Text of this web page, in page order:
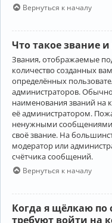
Вернуться к началу
Что такое звание
Звания, отображаемые
количество созданных
определённых
администраторов.
наименования званий на
её администратором.
ненужными сообщениями
своё звание. На
модератор или
счётчика сообщений.
Вернуться к началу
Когда я щёлкаю по
требуют войти на